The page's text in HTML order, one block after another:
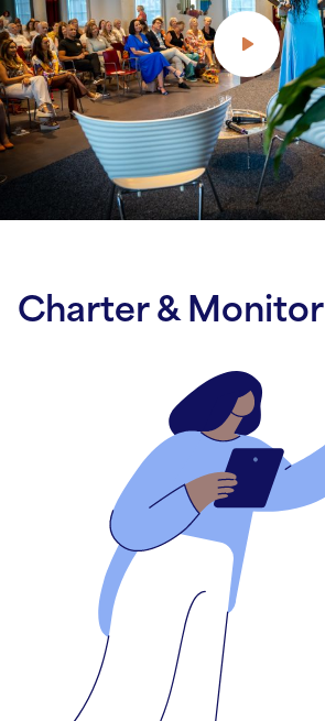
Charter &Monitor